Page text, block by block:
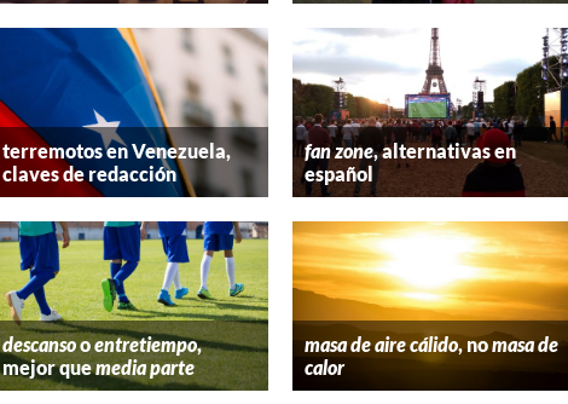
terremotos en Venezuela,
claves de redacción
fan zone, alternativas en
español
descansooentretiempo,
mejor quemedia parte
masa de aire cálido, nomasa de
calor